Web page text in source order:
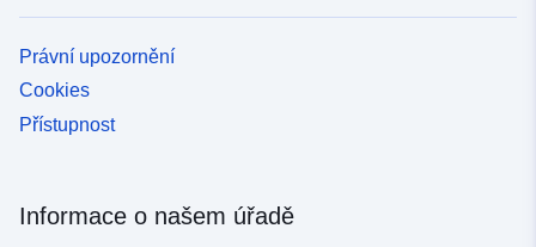
Právní upozornění
Cookies
Přístupnost
Informace o našem úřadě